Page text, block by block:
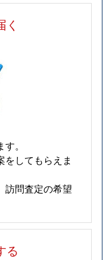
。
をしてもらえま
訪問査定の希望
る